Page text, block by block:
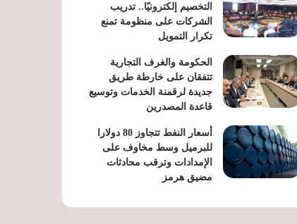
التخصيم إلكترونيًا.. تدريب
الشركات على منظومة تمنع
تكرار التمويل
الحكومة والغرف التجارية
تتفقان على خارطة طريق
جديدة لرقمنة الخدمات وتوسيع
قاعدة المصدرين
أسعار النفط تتجاوز 80 دولارا
للبرميل وسط مخاوف على
الإمدادات وترقب محادثات
مضيق هرمز